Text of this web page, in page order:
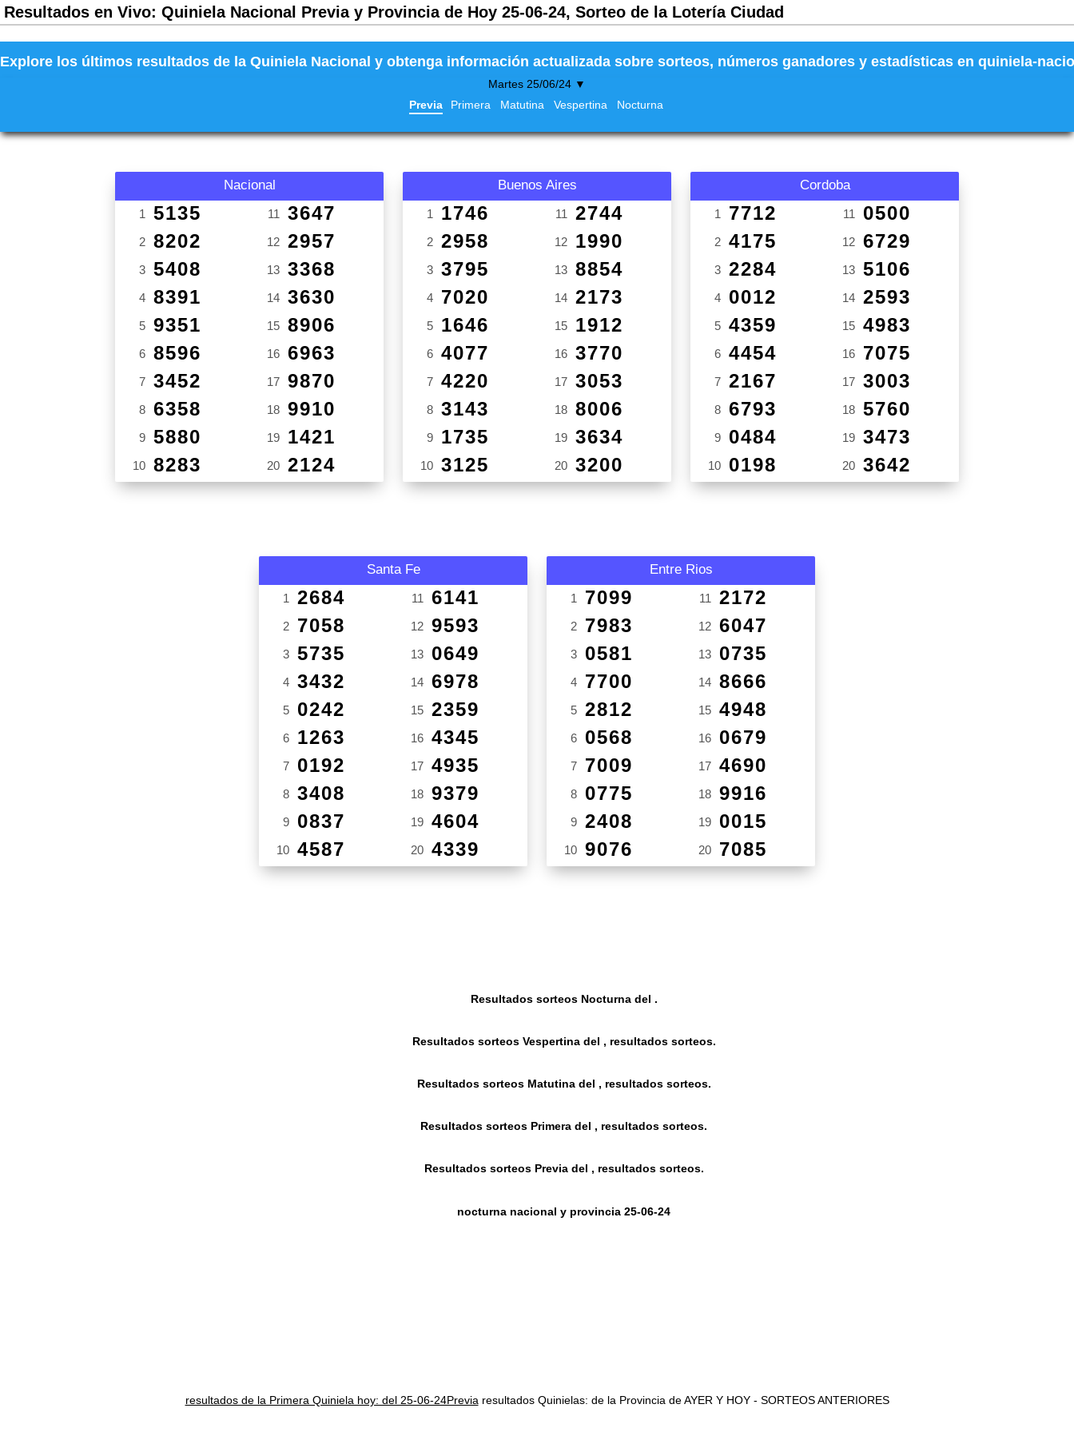
Resultados en Vivo: Quiniela Nacional Previa y Provincia de Hoy 25-06-24, Sorteo de la Lotería Ciudad
Explore los últimos resultados de la Quiniela Nacional y obtenga información actualizada sobre sorteos, números ganadores y estadísticas en quiniela-
Martes 25/06/24 ▼
Previa
Primera Matutina Vespertina Nocturna
Nacional
1 5135
2 8202
3 5408
4 8391
5 9351
6 8596
7 3452
8 6358
9 5880
10 8283
11 3647
12 2957
13 3368
14 3630
15 8906
16 6963
17 9870
18 9910
19 1421
20 2124
Buenos Aires
1 1746
2 2958
3 3795
4 7020
5 1646
6 4077
7 4220
8 3143
9 1735
10 3125
11 2744
12 1990
13 8854
14 2173
15 1912
16 3770
17 3053
18 8006
19 3634
20 3200
Cordoba
1 7712
2 4175
3 2284
4 0012
5 4359
6 4454
7 2167
8 6793
9 0484
10 0198
11 0500
12 6729
13 5106
14 2593
15 4983
16 7075
17 3003
18 5760
19 3473
20 3642
Santa Fe
1 2684
2 7058
3 5735
4 3432
5 0242
6 1263
7 0192
8 3408
9 0837
10 4587
11 6141
12 9593
13 0649
14 6978
15 2359
16 4345
17 4935
18 9379
19 4604
20 4339
Entre Rios
1 7099
2 7983
3 0581
4 7700
5 2812
6 0568
7 7009
8 0775
9 2408
10 9076
11 2172
12 6047
13 0735
14 8666
15 4948
16 0679
17 4690
18 9916
19 0015
20 7085
Resultados sorteos Nocturna del .
Resultados sorteos Vespertina del , resultados sorteos.
Resultados sorteos Matutina del , resultados sorteos.
Resultados sorteos Primera del , resultados sorteos.
Resultados sorteos Previa del , resultados sorteos.
nocturna nacional y provincia 25-06-24
resultados de la Primera Quiniela hoy: del 25-06-24Previa resultados Quinielas: de la Provincia de AYER Y HOY - SORTEOS ANTERIORES